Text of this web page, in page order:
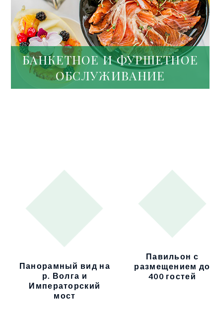
БАНКЕТНОЕ И ФУРШЕТНОЕ
ОБСЛУЖИВАНИЕ
Панорамный вид на
р. Волга и
Императорский
мост
Павильон с
размещением до
400 гостей